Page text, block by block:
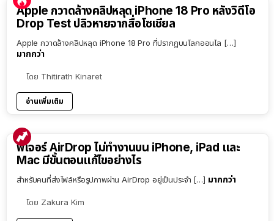
Apple กวาดล้างคลิปหลุด iPhone 18 Pro หลังวิดีโอ
Drop Test ปลิวหายจากสื่อโซเชียล
Apple กวาดล้างคลิปหลุด iPhone 18 Pro ที่ปรากฏบนโลกออนไล […]
มากกว่า
โดย Thitirath Kinaret
อ่านเพิ่มเติม
ฟีเจอร์ AirDrop ไม่ทำงานบน iPhone, iPad และ
Mac มีขั้นตอนแก้ไขอย่างไร
สำหรับคนที่ส่งไฟล์หรือรูปภาพผ่าน AirDrop อยู่เป็นประจำ […] มากกว่า
โดย Zakura Kim